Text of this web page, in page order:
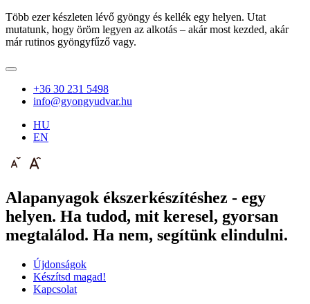
Több ezer készleten lévő gyöngy és kellék egy helyen. Utat
mutatunk, hogy öröm legyen az alkotás – akár most kezded, akár
már rutinos gyöngyfűző vagy.
+36 30 231 5498
info@gyongyudvar.hu
HU
EN
Alapanyagok ékszerkészítéshez - egy
helyen. Ha tudod, mit keresel, gyorsan
megtalálod. Ha nem, segítünk elindulni.
Újdonságok
Készítsd magad!
Kapcsolat